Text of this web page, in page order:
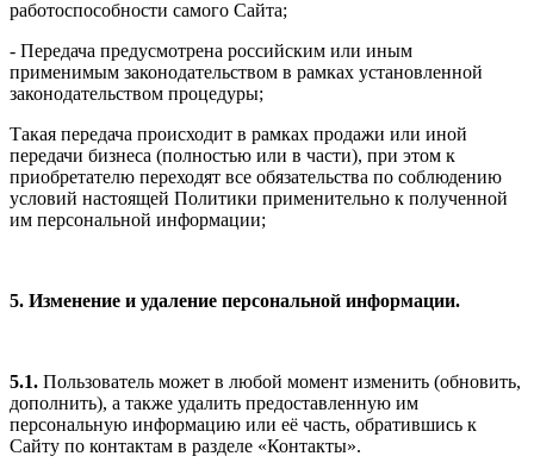
работоспособности самого Сайта;
- Передача предусмотрена российским или иным
применимым законодательством в рамках установленной
законодательством процедуры;
Такая передача происходит в рамках продажи или иной
передачи бизнеса (полностью или в части), при этом к
приобретателю переходят все обязательства по соблюдению
условий настоящей Политики применительно к полученной
им персональной информации;
5. Изменение и удаление персональной информации.
5.1. Пользователь может в любой момент изменить (обновить,
дополнить), а также удалить предоставленную им
персональную информацию или её часть, обратившись к
Сайту по контактам в разделе «Контакты».